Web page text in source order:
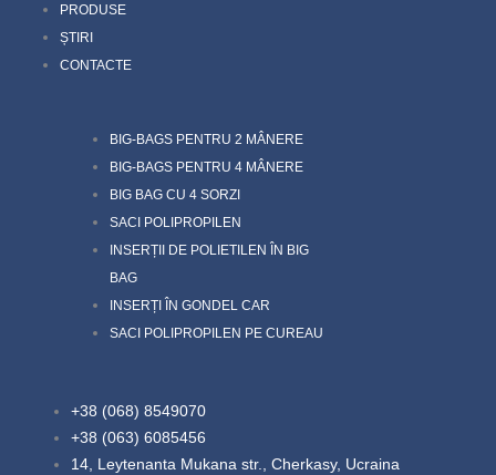
PRODUSE
ȘTIRI
CONTACTE
BIG-BAGS PENTRU 2 MÂNERE
BIG-BAGS PENTRU 4 MÂNERE
BIG BAG CU 4 SORZI
SACI POLIPROPILEN
INSERȚII DE POLIETILEN ÎN BIG
BAG
INSERȚI ÎN GONDEL CAR
SACI POLIPROPILEN PE CUREAU
+38 (068) 8549070
+38 (063) 6085456
14, Leytenanta Mukana str., Cherkasy, Ucraina